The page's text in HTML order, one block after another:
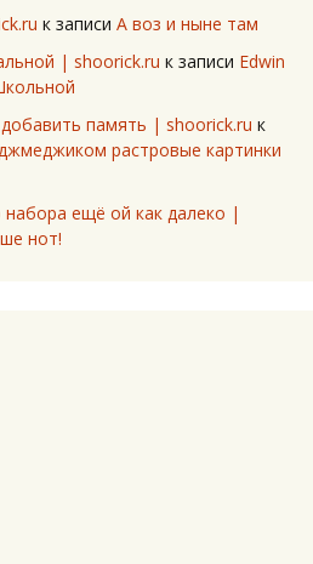
к записи А воз и ныне там
| shoorick.ru к записи Edwin
память | shoorick.ru к
растровые картинки
ещё ой как далеко |
нот!